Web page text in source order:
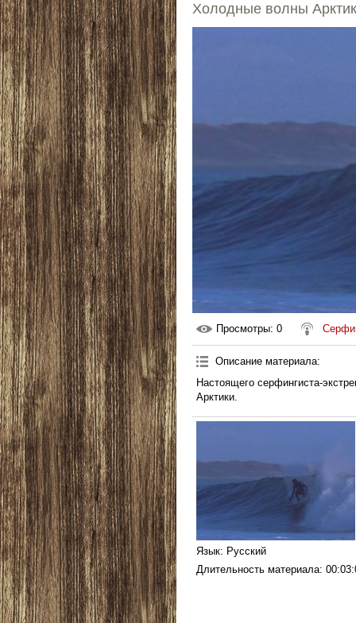
Холодные волны
Просмотры: 0
Описание материала:
Настоящего серфингиста-
Арктики.
Язык: Русский
Длительность материала: